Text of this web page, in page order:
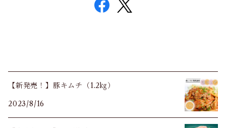
【新発売！】豚キムチ（1.2㎏）
2023/8/16